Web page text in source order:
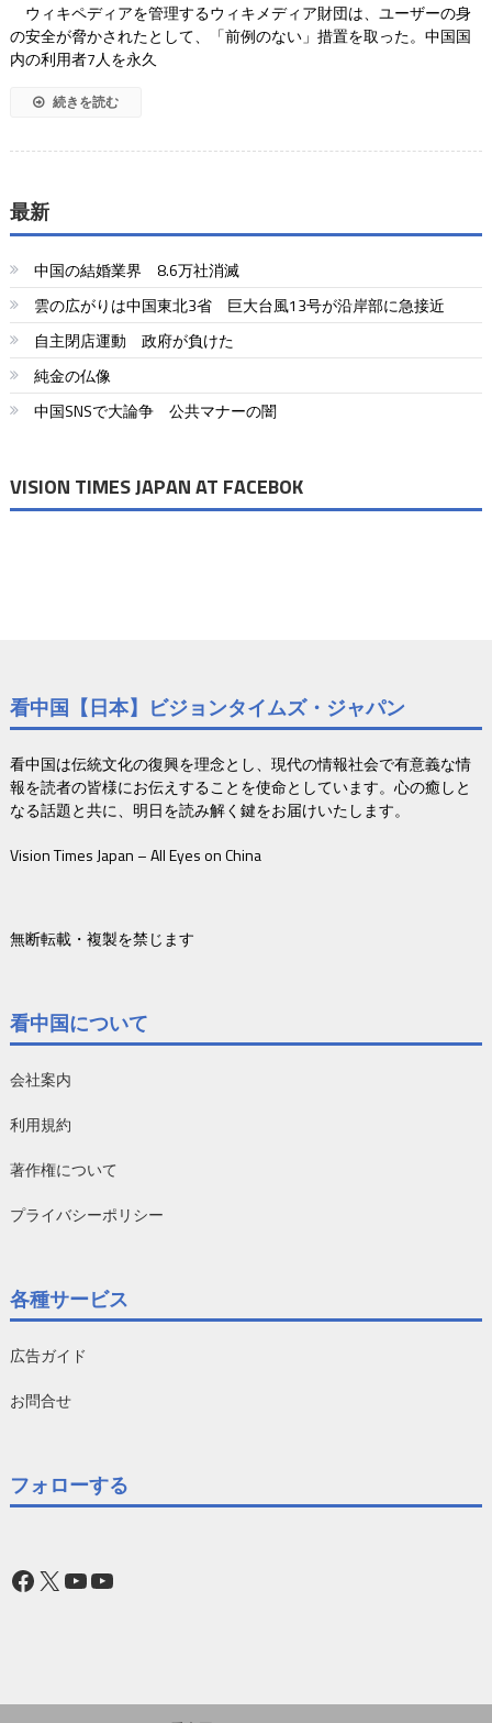
ウィキペディアを管理するウィキメディア財団は、ユーザーの身
の安全が脅かされたとして、「前例のない」措置を取った。中国国
内の利用者7人を永久
続きを読む
最新
中国の結婚業界 8.6万社消滅
雲の広がりは中国東北3省 巨大台風13号が沿岸部に急接近
自主閉店運動 政府が負けた
純金の仏像
中国SNSで大論争 公共マナーの闇
VISION TIMES JAPAN AT FACEBOK
看中国【日本】ビジョンタイムズ・ジャパン
看中国は伝統文化の復興を理念とし、現代の情報社会で有意義な情
報を読者の皆様にお伝えすることを使命としています。心の癒しと
なる話題と共に、明日を読み解く鍵をお届けいたします。
Vision Times Japan – All Eyes on China
無断転載・複製を禁じます
看中国について
会社案内
利用規約
著作権について
プライバシーポリシー
各種サービス
広告ガイド
お問合せ
フォローする
Facebook
X YouTube
YouTube